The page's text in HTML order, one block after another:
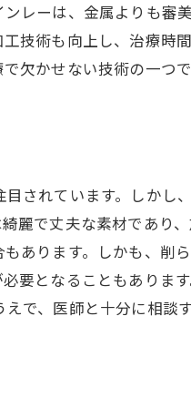
レーは、金属よりも審
技術も向上し、治療時
欠かせない技術の一つで
されています。しかし
麗で丈夫な素材であり
あります。しかも、削
要となることもありま
で、医師と十分に相談